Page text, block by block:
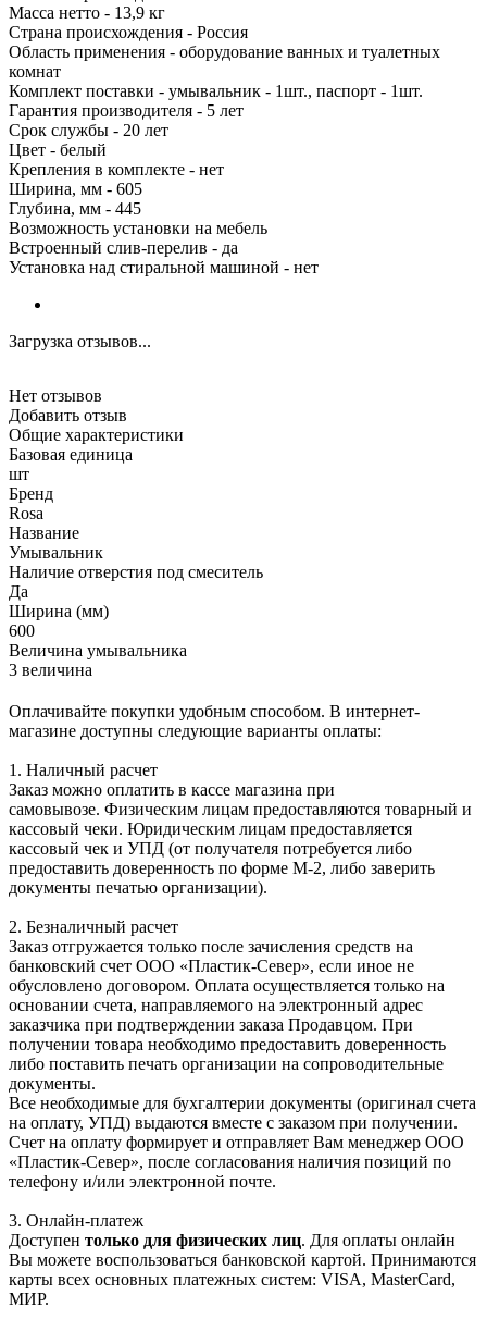
Масса нетто - 13,9 кг
Страна происхождения - Россия
Область применения - оборудование ванных и туалетных
комнат
Комплект поставки - умывальник - 1шт., паспорт - 1шт.
Гарантия производителя - 5 лет
Срок службы - 20 лет
Цвет - белый
Крепления в комплекте - нет
Ширина, мм - 605
Глубина, мм - 445
Возможность установки на мебель
Встроенный слив-перелив - да
Установка над стиральной машиной - нет
Загрузка отзывов...
Нет отзывов
Добавить отзыв
Общие характеристики
Базовая единица
шт
Бренд
Rosa
Название
Умывальник
Наличие отверстия под смеситель
Да
Ширина (мм)
600
Величина умывальника
3 величина
Оплачивайте покупки удобным способом. В интернет-
магазине доступны следующие варианты оплаты:
1. Наличный расчет
Заказ можно оплатить в кассе магазина при
самовывозе. Физическим лицам предоставляются товарный и
кассовый чеки. Юридическим лицам предоставляется
кассовый чек и УПД (от получателя потребуется либо
предоставить доверенность по форме М-2, либо заверить
документы печатью организации).
2. Безналичный расчет
Заказ отгружается только после зачисления средств на
банковский счет ООО «Пластик-Север», если иное не
обусловлено договором. Оплата осуществляется только на
основании счета, направляемого на электронный адрес
заказчика при подтверждении заказа Продавцом. При
получении товара необходимо предоставить доверенность
либо поставить печать организации на сопроводительные
документы.
Все необходимые для бухгалтерии документы (оригинал счета
на оплату, УПД) выдаются вместе с заказом при получении.
Счет на оплату формирует и отправляет Вам менеджер ООО
«Пластик-Север», после согласования наличия позиций по
телефону и/или электронной почте.
3. Онлайн-платеж
Доступен только для физических лиц. Для оплаты онлайн
Вы можете воспользоваться банковской картой. Принимаются
карты всех основных платежных систем: VISA, MasterCard,
МИР.